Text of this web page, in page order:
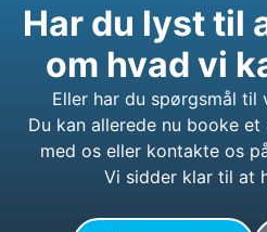
Har du lyst til
om hvad vi
Eller har du spørgsmål til
Du kan allerede nu booke
med os eller kontakte os
Vi sidder klar til at